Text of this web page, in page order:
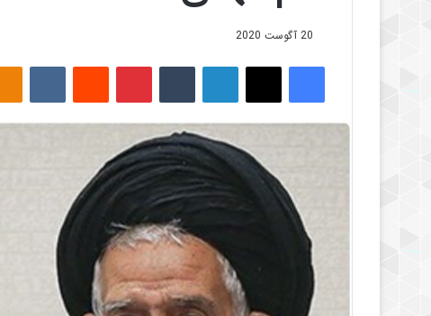
20 آگوست 2020
فیس بوک لینکدین ‫پین‌ترست ‫رددیت